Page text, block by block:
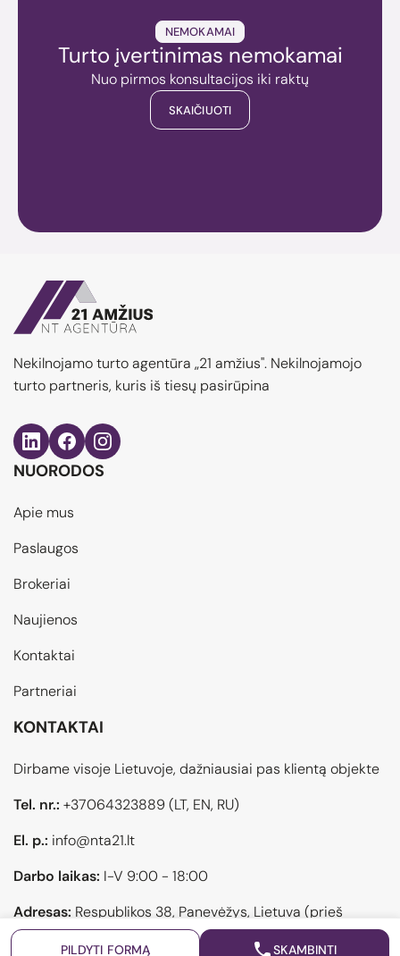
NEMOKAMAI
Turto įvertinimas nemokamai
Nuo pirmos konsultacijos iki raktų
SKAIČIUOTI
PILDYTI FORMĄ SKAMBINTI
Nekilnojamo turto agentūra „21 amžius". Nekilnojamojo
turto partneris, kuris iš tiesų pasirūpina
NUORODOS
Apie mus
Paslaugos
Brokeriai
Naujienos
Kontaktai
Partneriai
KONTAKTAI
Dirbame visoje Lietuvoje, dažniausiai pas klientą objekte
Tel. nr.: +37064323889(LT, EN, RU)
El. p.: info@nta21.lt
Darbo laikas: I-V 9:00 - 18:00
Adresas: Respublikos 38, Panevėžys, Lietuva (prieš
atvykstant pasiskambinti)